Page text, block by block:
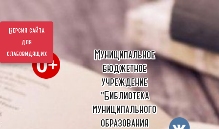
Версия сайта
для
слабовидящих
Муниципальное
бюджетное
учреждение
"Библиотека
муниципального
образования